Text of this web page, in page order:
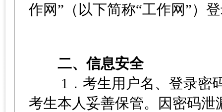
作网”（以下简称“工作网”）
二、信息安全
1．考生用户名、登录密码
考生本人妥善保管。因密码